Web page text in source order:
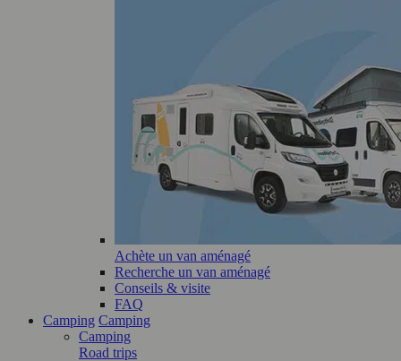
Achète un van aménagé
Recherche un van aménagé
Conseils & visite
FAQ
Camping Camping
Camping
Road trips